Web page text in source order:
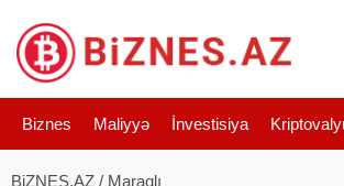
Biznes Maliyyə İnvestisiya
BiZNES.AZ / Maraqlı